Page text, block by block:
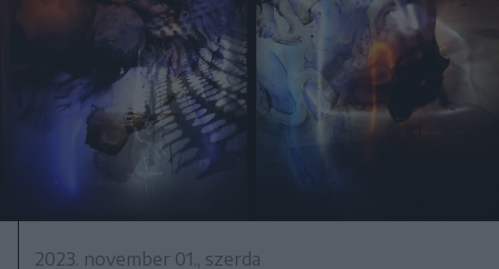
2023. november 01., szerda